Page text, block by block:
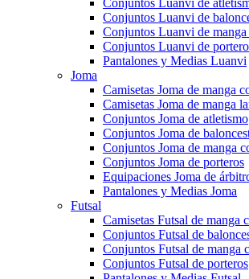
Conjuntos Luanvi de
Conjuntos Luanvi de
Conjuntos Luanvi de manga
Conjuntos Luanvi de
Pantalones y Medias Luanvi
Joma
Camisetas Joma de manga
Camisetas Joma de manga
Conjuntos Joma de atletismo
Conjuntos Joma de
Conjuntos Joma de manga
Conjuntos Joma de porteros
Equipaciones Joma de
Pantalones y Medias Joma
Futsal
Camisetas Futsal de manga
Conjuntos Futsal de
Conjuntos Futsal de manga
Conjuntos Futsal de porteros